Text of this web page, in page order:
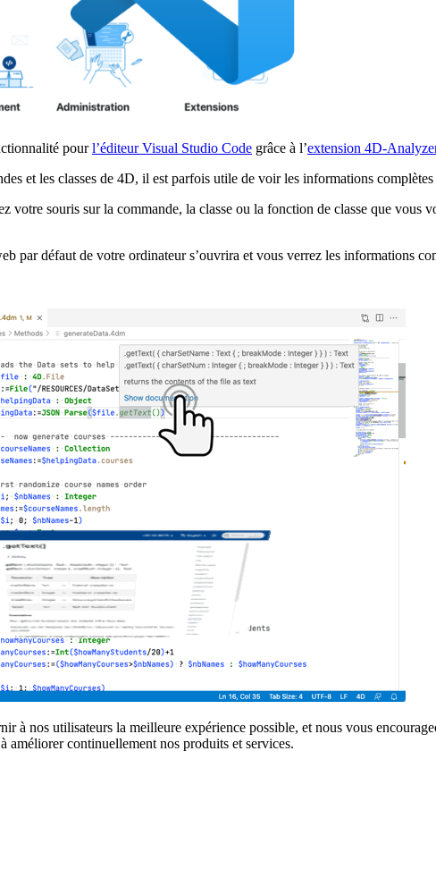
pourl’éditeur Visual Studio Code grâce à l’extension 4D-
et les classes de 4D, il est parfois utile de voir les informations
votre souris sur la commande, la classe ou la fonction de classe que
par défaut de votre ordinateur s’ouvrira et vous verrez les informations
à nos utilisateurs la meilleure expérience possible, et nous vous
améliorer continuellement nos produits et services.